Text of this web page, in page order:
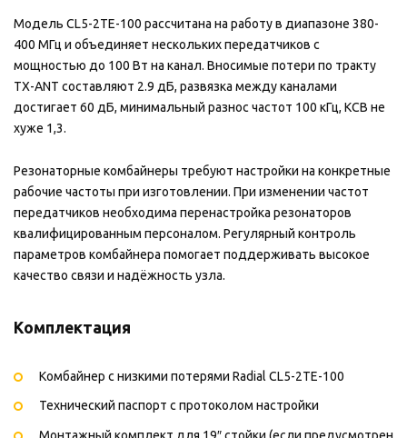
Модель CL5-2TE-100 рассчитана на работу в диапазоне 380-
400 МГц и объединяет нескольких передатчиков с
мощностью до 100 Вт на канал. Вносимые потери по тракту
TX-ANT составляют 2.9 дБ, развязка между каналами
достигает 60 дБ, минимальный разнос частот 100 кГц, КСВ не
хуже 1,3.
Резонаторные комбайнеры требуют настройки на конкретные
рабочие частоты при изготовлении. При изменении частот
передатчиков необходима перенастройка резонаторов
квалифицированным персоналом. Регулярный контроль
параметров комбайнера помогает поддерживать высокое
качество связи и надёжность узла.
Комплектация
Комбайнер с низкими потерями Radial CL5-2TE-100
Технический паспорт с протоколом настройки